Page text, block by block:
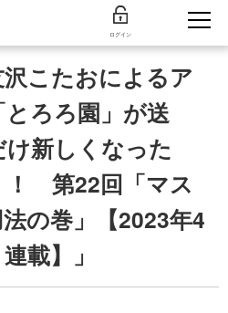
ログイン
こたおによるア
ろろ園」が送
新しくなった
！ 第22回「マス
の巻」【2023年4
載】」